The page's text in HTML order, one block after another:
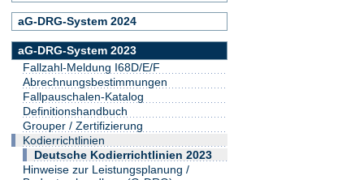
aG-DRG-System 2024
aG-DRG-System 2023
Fallzahl-Meldung I68D/E/F
Abrechnungsbestimmungen
Fallpauschalen-Katalog
Definitionshandbuch
Grouper / Zertifizierung
Kodierrichtlinien
Deutsche Kodierrichtlinien 2023
Hinweise zur Leistungsplanung /